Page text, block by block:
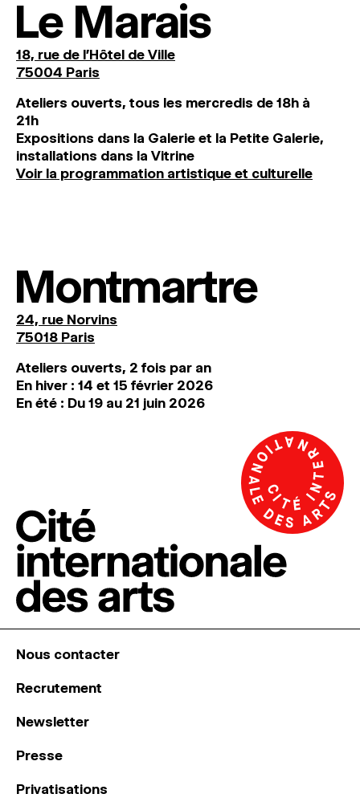
Le Marais
18, rue de l'Hôtel de Ville
75004 Paris
Ateliers ouverts, tous les mercredis de 18h à
21h
Expositions dans la Galerie et la Petite Galerie,
installations dans la Vitrine
Voir la programmation artistique et culturelle
Montmartre
24, rue Norvins
75018 Paris
Ateliers ouverts, 2 fois par an
En hiver : 14 et 15 février 2026
En été : Du 19 au 21 juin 2026
Nous contacter
Recrutement
Newsletter
Presse
Privatisations